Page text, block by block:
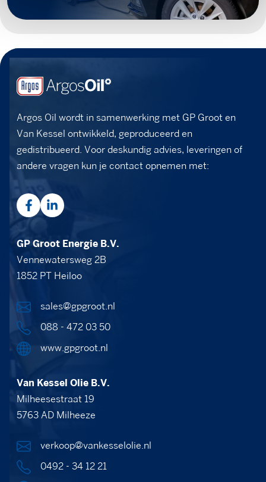
Argos Oil wordt in samenwerking met GP Groot en
Van Kessel ontwikkeld, geproduceerd en
gedistribueerd. Voor deskundig advies, leveringen of
andere vragen kun je contact opnemen met:
GP Groot Energie B.V.
Vennewatersweg 2B
1852 PT Heiloo
sales@gpgroot.nl
088 - 472 03 50
www.gpgroot.nl
Van Kessel Olie B.V.
Milheesestraat 19
5763 AD Milheeze
verkoop@vankesselolie.nl
0492 - 34 12 21